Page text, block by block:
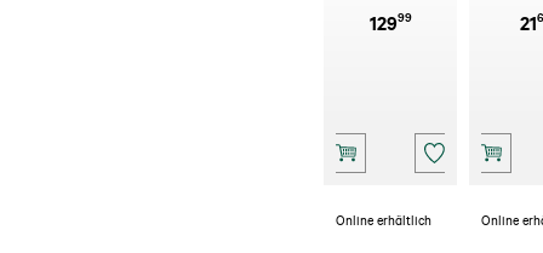
12999 21
Online erhältlich Online